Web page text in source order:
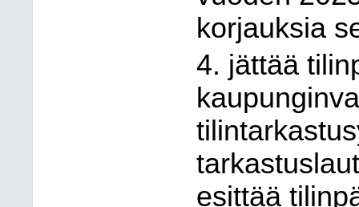
korjauksia
4. jättää
esittää